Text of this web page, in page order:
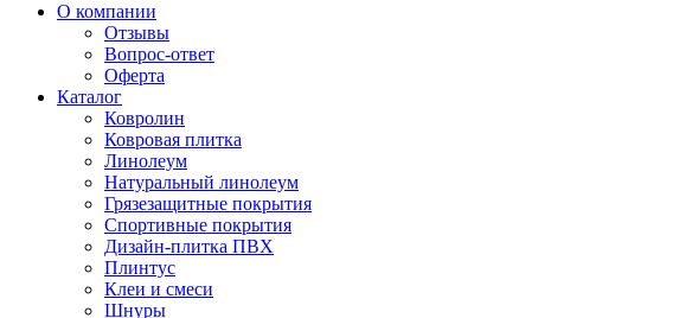
О компании
Отзывы
Вопрос-ответ
Оферта
Каталог
Ковролин
Ковровая плитка
Линолеум
Натуральный линолеум
Грязезащитные покрытия
Спортивные покрытия
Дизайн-плитка ПВХ
Плинтус
Клеи и смеси
Шнуры